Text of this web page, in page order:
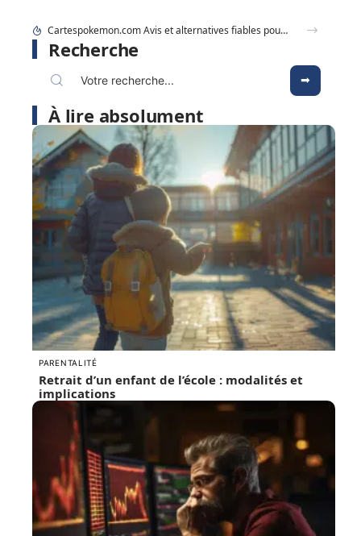
Cartespokemon.com Avis et alternatives fiables pour acheter vos cartes
Recherche
À lire absolument
PARENTALITÉ
Retrait d’un enfant de l’école : modalités et
implications